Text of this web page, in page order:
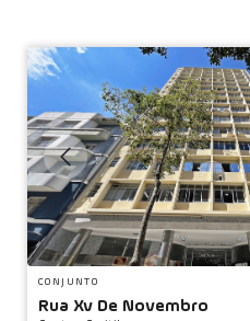
CONJUNTO
Rua Xv De Novembro